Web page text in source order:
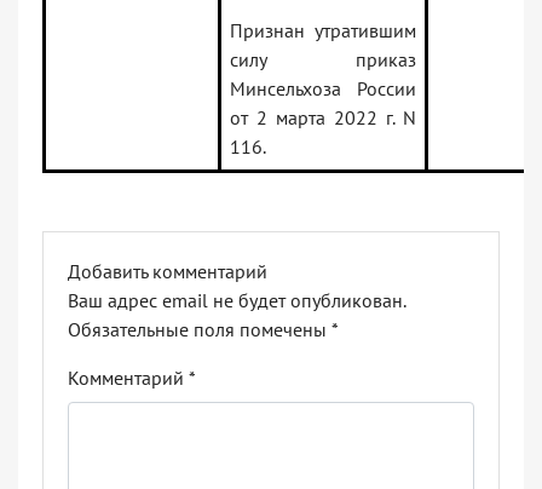
Признан утратившим
силу приказ
Минсельхоза России
от 2 марта 2022 г. N
116.
Добавить комментарий
Ваш адрес email не будет опубликован.
Обязательные поля помечены *
Комментарий *